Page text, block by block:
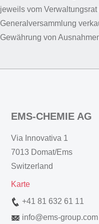
jeweils vom
Generalversammlung
Gewährung von
EMS-CHEMIE AG
Via Innovativa 1
7013 Domat/Ems
Switzerland
Karte
+41 81 632 61 11
info@ems-group.com